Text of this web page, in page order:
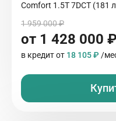
Comfort 1.5T 7DCT (181
1 959 000 ₽
от 1 428 000 ₽
в кредит от 18 105 ₽ /